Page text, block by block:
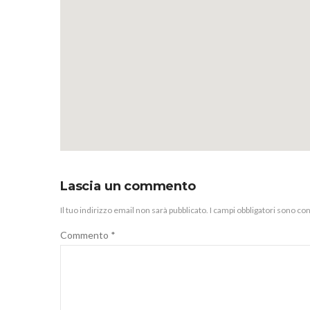
Lascia un commento
Il tuo indirizzo email non sarà pubblicato. I campi obbligatori sono
Commento *